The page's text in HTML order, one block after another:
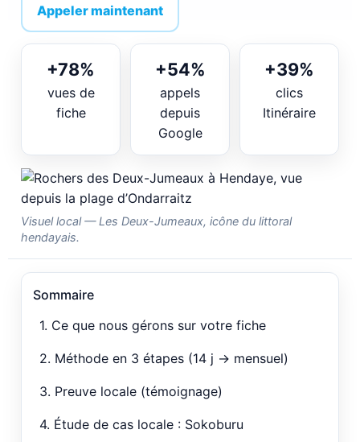
Appeler maintenant
+78%
vues de
fiche
+54%
appels
depuis
Google
+39%
clics
Itinéraire
Visuel local — Les Deux-Jumeaux, icône du littoral
hendayais.
Sommaire
1. Ce que nous gérons sur votre fiche
2. Méthode en 3 étapes (14 j → mensuel)
3. Preuve locale (témoignage)
4. Étude de cas locale : Sokoburu